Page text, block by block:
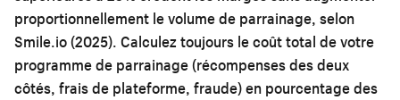
proportionnellement le volume de parrainage, selon
Smile.io (2025). Calculez toujours le coût total de votre
programme de parrainage (récompenses des deux
côtés, frais de plateforme, fraude) en pourcentage des